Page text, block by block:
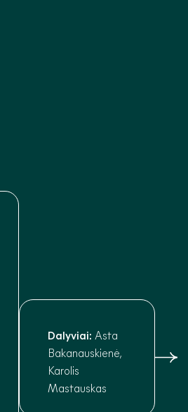
Dalyviai: Asta
Bakanauskienė,
Karolis
Mastauskas